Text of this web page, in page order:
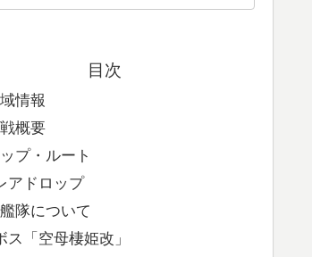
目次
情報
概要
プ・ルート
アドロップ
隊について
ス「空母棲姫改」